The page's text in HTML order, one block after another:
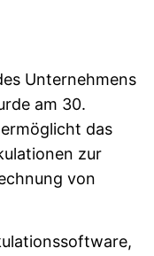
Unternehmens
am 30.
das
zur
von